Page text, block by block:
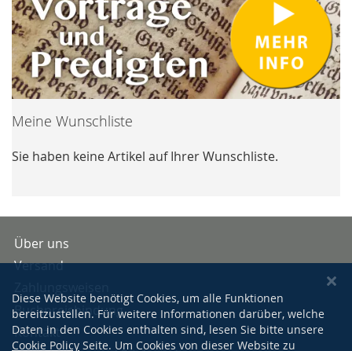
Meine Wunschliste
Sie haben keine Artikel auf Ihrer Wunschliste.
Über uns
Versand
Buchpreisbindung
Kontakt
Diese Website benötigt Cookies, um alle Funktionen
bereitzustellen. Für weitere Informationen darüber, welche
Daten in den Cookies enthalten sind, lesen Sie bitte unsere
Cookie Policy Seite. Um Cookies von dieser Website zu